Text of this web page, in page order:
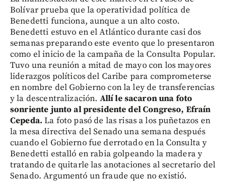
Bolívar prueba que la operatividad política de
Benedetti funciona, aunque a un alto costo.
Benedetti estuvo en el Atlántico durante casi dos
semanas preparando este evento que lo presentaron
como el inicio de la campaña de la Consulta Popular.
Tuvo una reunión a mitad de mayo con los mayores
liderazgos políticos del Caribe para comprometerse
en nombre del Gobierno con la ley de transferencias
y la descentralización. Allí le sacaron una foto
sonriente junto al presidente del Congreso, Efraín
Cepeda. La foto pasó de las risas a los puñetazos en
la mesa directiva del Senado una semana después
cuando el Gobierno fue derrotado en la Consulta y
Benedetti estalló en rabia golpeando la madera y
tratando de quitarle las anotaciones al secretario del
Senado. Argumentó un fraude que no existió.